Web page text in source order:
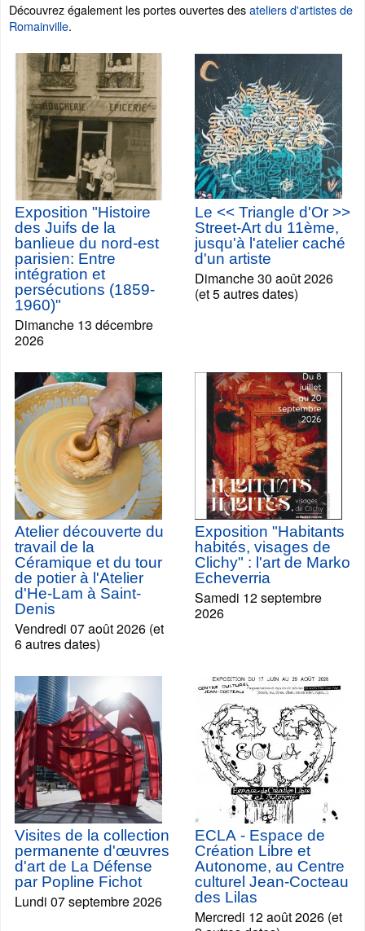
Découvrez également les portes ouvertes desateliers d'artistes de
Romainville.
Exposition "Histoire
des Juifs de la
banlieue du nord-est
parisien: Entre
intégration et
persécutions (1859-
1960)"
Dimanche 13 décembre
2026
Le << Triangle d'Or >>
Street-Art du 11ème,
jusqu'à l'atelier caché
d'un artiste
Dimanche 30 août 2026
(et 5 autres dates)
Atelier découverte du
travail de la
Céramique et du tour
de potier à l'Atelier
d'He-Lam à Saint-
Denis
Vendredi 07 août 2026 (et
6 autres dates)
Exposition "Habitants
habités, visages de
Clichy" : l'art de Marko
Echeverria
Samedi 12 septembre
2026
Visites de la collection
permanente d'œuvres
d'art de La Défense
par Popline Fichot
Lundi 07 septembre 2026
ECLA - Espace de
Création Libre et
Autonome, au Centre
culturel Jean-Cocteau
des Lilas
Mercredi 12 août 2026 (et